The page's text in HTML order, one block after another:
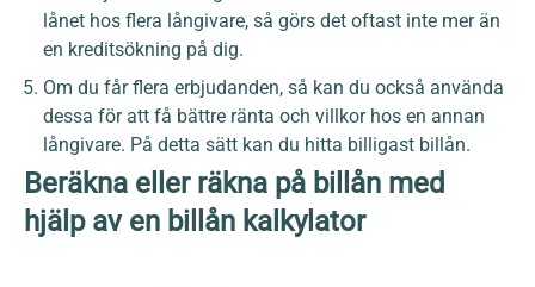
lånet hos flera långivare, så görs det oftast inte mer än
en kreditsökning på dig.
Om du får flera erbjudanden, så kan du också använda
dessa för att få bättre ränta och villkor hos en annan
långivare. På detta sätt kan du hitta billigast billån.
Beräkna eller räkna på billån med
hjälp av en billån kalkylator